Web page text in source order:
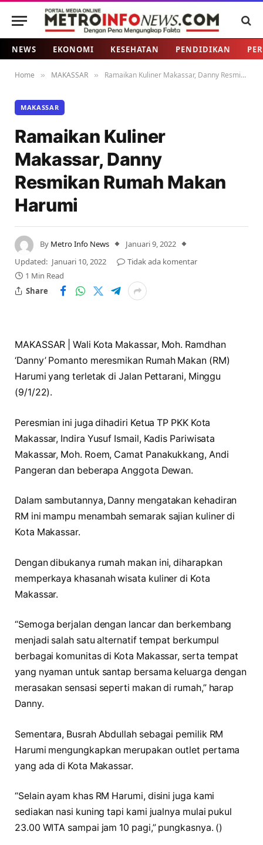
NEWS EKONOMI KESEHATAN PENDIDIKAN
Home » MAKASSAR » Ramaikan Kuliner Makassar, Danny Resmikan Rumah Makan Harumi
MAKASSAR
Ramaikan Kuliner
Makassar, Danny
Resmikan Rumah Makan
Harumi
By Metro Info News
Januari 9, 2022
Updated: Januari 10, 2022
Tidak ada komentar
1 Min Read
Share
MAKASSAR | Wali Kota Makassar, Moh. Ramdhan
‘Danny’ Pomanto meresmikan Rumah Makan (RM)
Harumi yang terletak di Jalan Pettarani, Minggu
(9/1/22).
Peresmian ini juga dihadiri Ketua TP PKK Kota
Makassar, Indira Yusuf Ismail, Kadis Pariwisata
Makassar, Moh. Roem, Camat Panakukkang, Andi
Pangeran dan beberapa Anggota Dewan.
Dalam sambutannya, Danny mengatakan kehadiran
RM ini mampu menambah semarak sajian kuliner di
Kota Makassar.
Dengan dibukanya rumah makan ini, diharapkan
memperkaya khasanah wisata kuliner di Kota
Makassar.
“Semoga berjalan dengan lancar dan berkembang
menjadi salah satu alternatif tempat berkumpul
berbagai komunitas di Kota Makassar, serta tempat
yang nyaman untuk santap bersama keluarga dengan
merasakan sensasi seperti makan di rumah,” harap
Danny.
Sementara, Busrah Abdullah sebagai pemilik RM
Harumi mengungkapkan merupakan outlet pertama
yang ada di Kota Makassar.
“Selain ayam khas RM Harumi, disini juga kami
sediakan nasi kuning tapi kami jualnya mulai pukul
23.00 WITA sampai jam 10 pagi,” pungkasnya. ()